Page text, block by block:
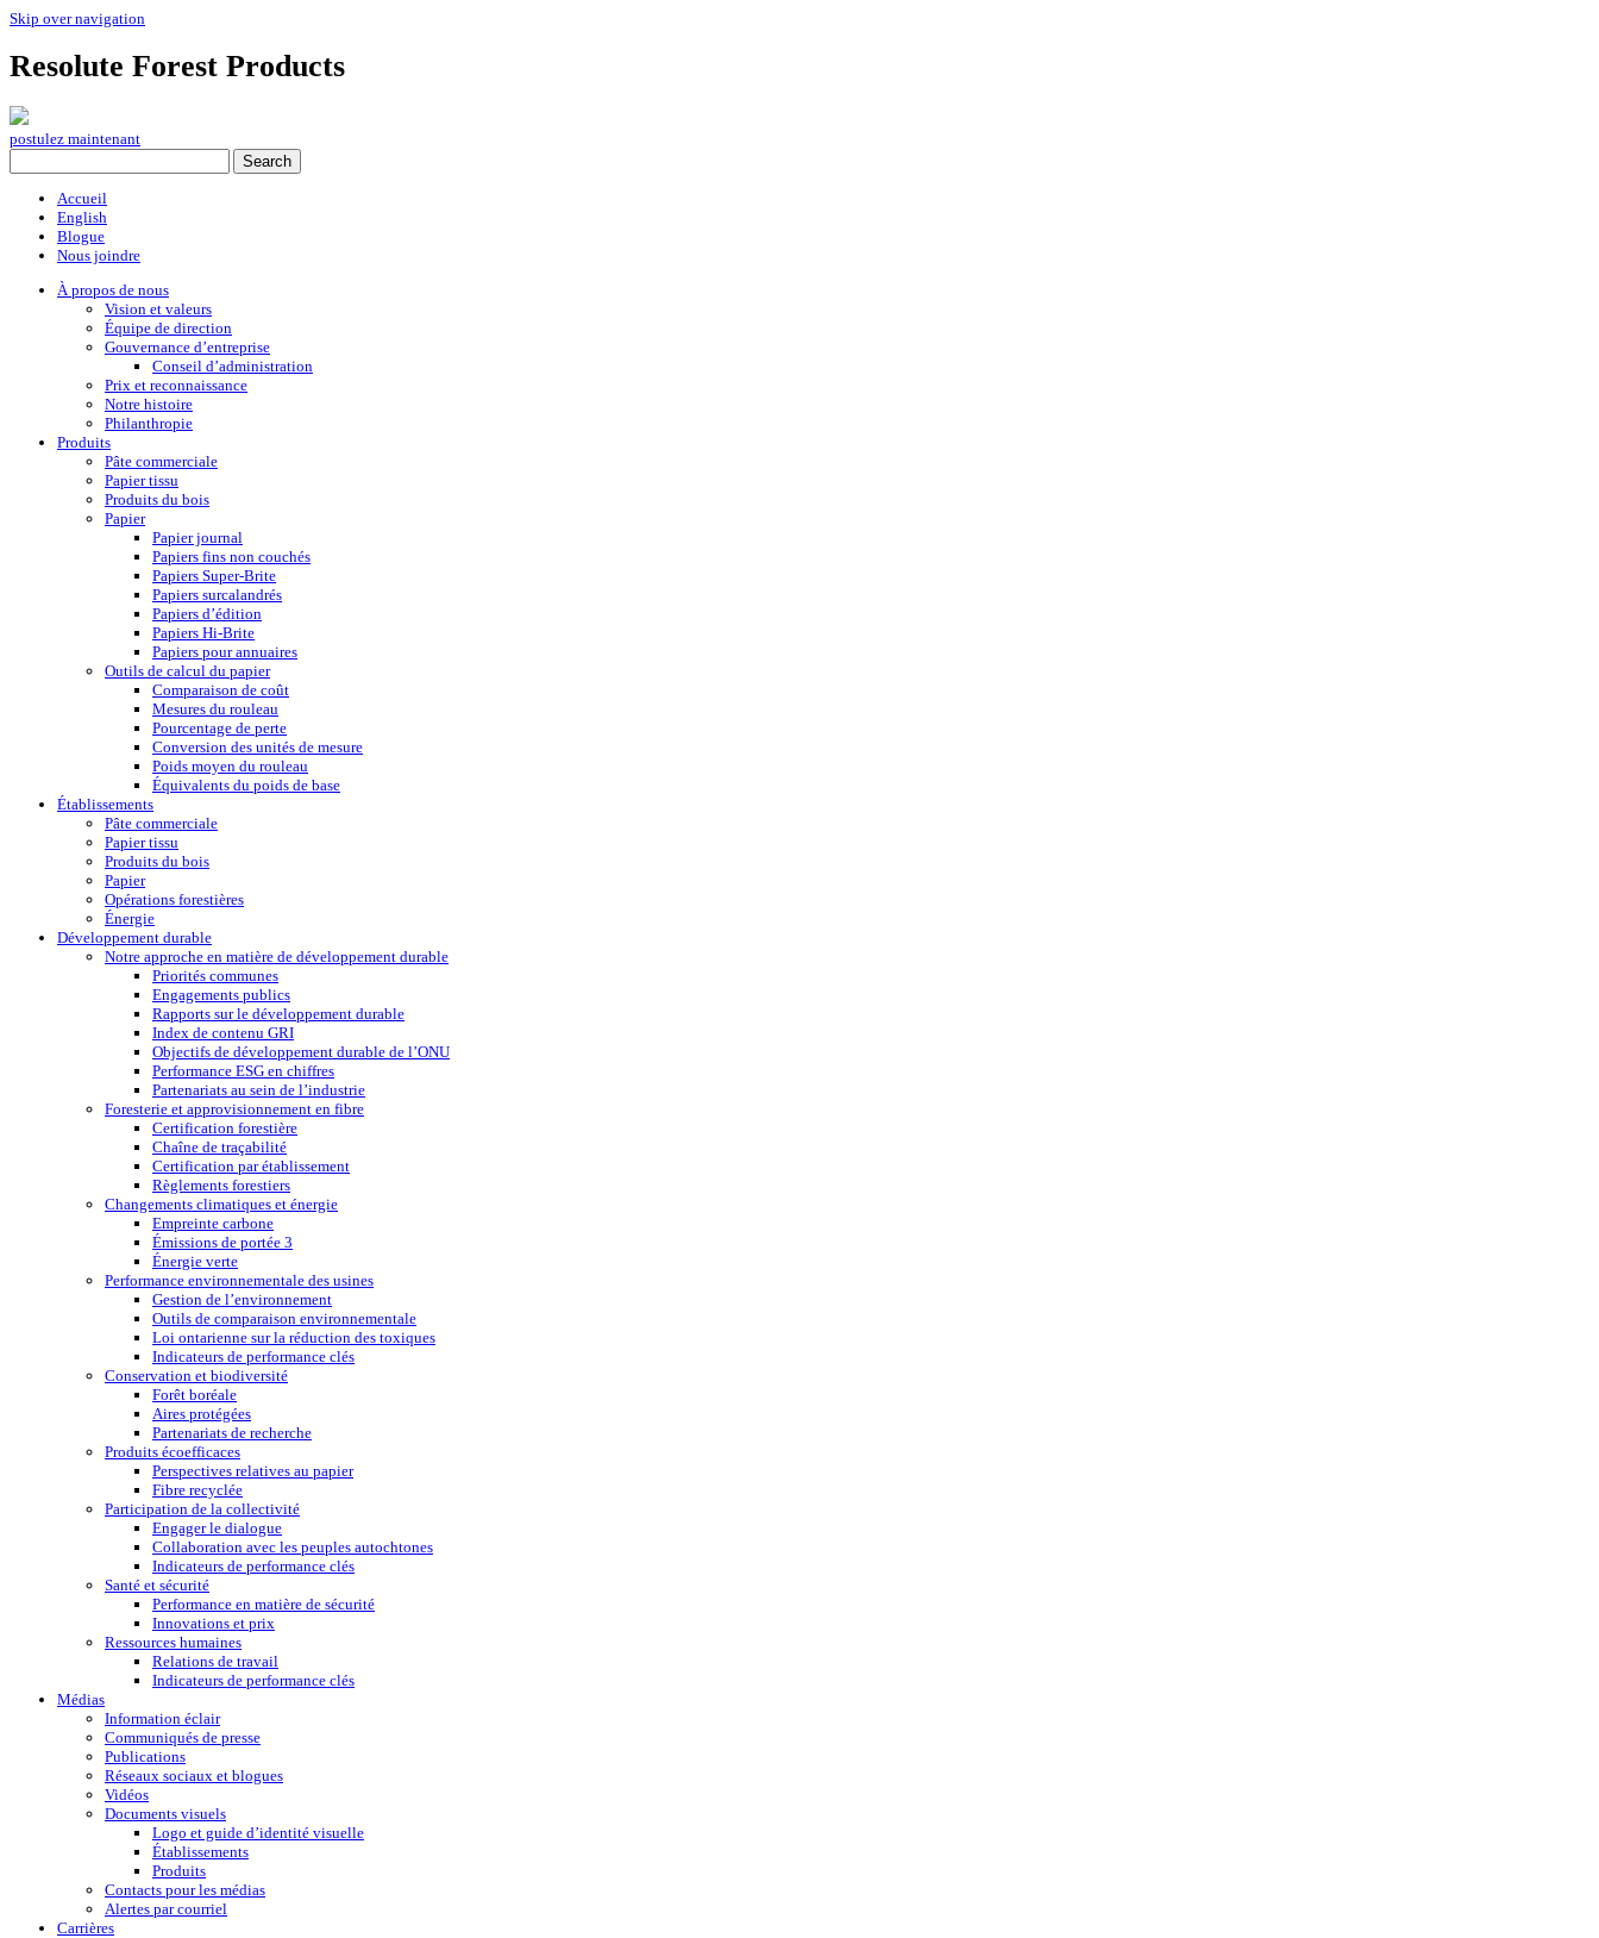
Skip over navigation
Resolute Forest Products
postulez maintenant
Accueil
English
Blogue
Nous joindre
À propos de nous
Vision et valeurs
Équipe de direction
Gouvernance d’entreprise
Conseil d’administration
Prix et reconnaissance
Notre histoire
Philanthropie
Produits
Pâte commerciale
Papier tissu
Produits du bois
Papier
Papier journal
Papiers fins non couchés
Papiers Super-Brite
Papiers surcalandrés
Papiers d’édition
Papiers Hi-Brite
Papiers pour annuaires
Outils de calcul du papier
Comparaison de coût
Mesures du rouleau
Pourcentage de perte
Conversion des unités de mesure
Poids moyen du rouleau
Équivalents du poids de base
Établissements
Pâte commerciale
Papier tissu
Produits du bois
Papier
Opérations forestières
Énergie
Développement durable
Notre approche en matière de développement durable
Priorités communes
Engagements publics
Rapports sur le développement durable
Index de contenu GRI
Objectifs de développement durable de l’ONU
Performance ESG en chiffres
Partenariats au sein de l’industrie
Foresterie et approvisionnement en fibre
Certification forestière
Chaîne de traçabilité
Certification par établissement
Règlements forestiers
Changements climatiques et énergie
Empreinte carbone
Émissions de portée 3
Énergie verte
Performance environnementale des usines
Gestion de l’environnement
Outils de comparaison environnementale
Loi ontarienne sur la réduction des toxiques
Indicateurs de performance clés
Conservation et biodiversité
Forêt boréale
Aires protégées
Partenariats de recherche
Produits écoefficaces
Perspectives relatives au papier
Fibre recyclée
Participation de la collectivité
Engager le dialogue
Collaboration avec les peuples autochtones
Indicateurs de performance clés
Santé et sécurité
Performance en matière de sécurité
Innovations et prix
Ressources humaines
Relations de travail
Indicateurs de performance clés
Médias
Information éclair
Communiqués de presse
Publications
Réseaux sociaux et blogues
Vidéos
Documents visuels
Logo et guide d’identité visuelle
Établissements
Produits
Contacts pour les médias
Alertes par courriel
Carrières